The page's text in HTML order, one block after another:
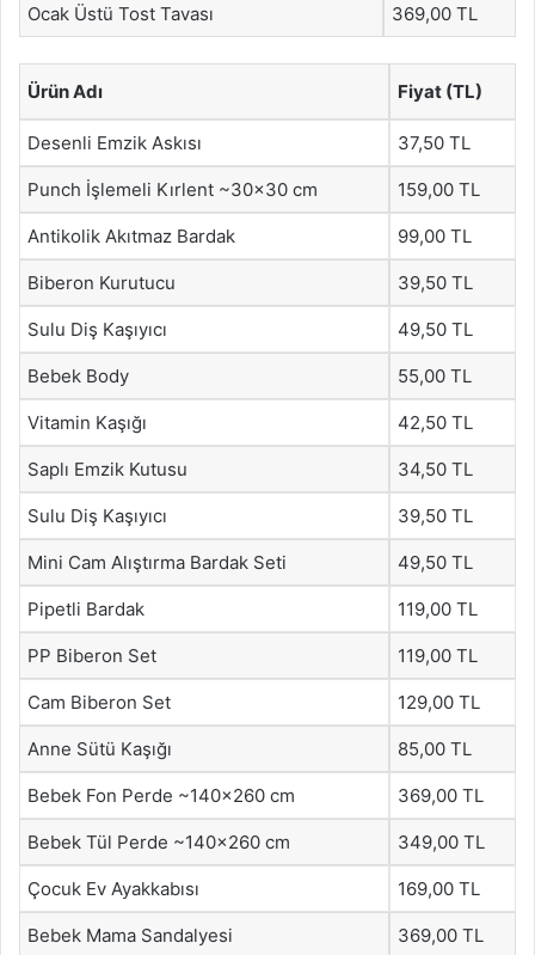
Ocak Üstü Tost Tavası 369,00 TL
Ürün Adı Fiyat (TL)
Desenli Emzik Askısı 37,50 TL
Punch İşlemeli Kırlent ~30×30 cm 159,00 TL
Antikolik Akıtmaz Bardak 99,00 TL
Biberon Kurutucu 39,50 TL
Sulu Diş Kaşıyıcı 49,50 TL
Bebek Body 55,00 TL
Vitamin Kaşığı 42,50 TL
Saplı Emzik Kutusu 34,50 TL
Sulu Diş Kaşıyıcı 39,50 TL
Mini Cam Alıştırma Bardak Seti 49,50 TL
Pipetli Bardak 119,00 TL
PP Biberon Set 119,00 TL
Cam Biberon Set 129,00 TL
Anne Sütü Kaşığı 85,00 TL
Bebek Fon Perde ~140×260 cm 369,00 TL
Bebek Tül Perde ~140×260 cm 349,00 TL
Çocuk Ev Ayakkabısı 169,00 TL
Bebek Mama Sandalyesi 369,00 TL